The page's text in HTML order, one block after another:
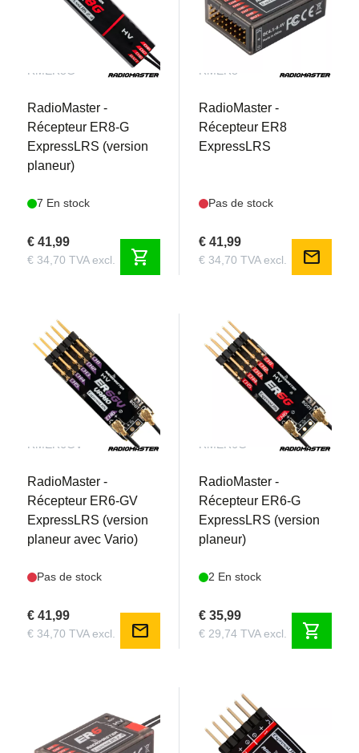
RMER8G
RadioMaster -
Récepteur ER8-G
ExpressLRS (version
planeur)
7 En stock
€ 41,99
€ 34,70 TVA excl. shopping_cart
RMER8
RadioMaster -
Récepteur ER8
ExpressLRS
Pas de stock
€ 41,99
€ 34,70 TVA excl. mail
RMER6GV
RadioMaster -
Récepteur ER6-GV
ExpressLRS (version
planeur avec Vario)
Pas de stock
€ 41,99
€ 34,70 TVA excl. mail
RMER6G
RadioMaster -
Récepteur ER6-G
ExpressLRS (version
planeur)
2 En stock
€ 35,99
€ 29,74 TVA excl. shopping_cart